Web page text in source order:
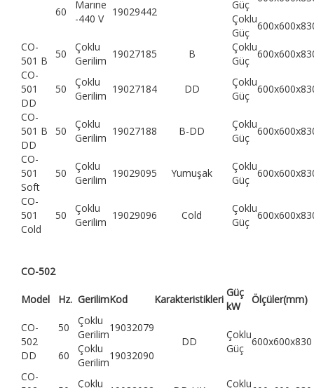
60
Marıne
-440 V
19029442
Güç
Çoklu
Güç
CO-
501 B
50
Çoklu
Gerilim
19027185 B
Çoklu
Güç
CO-
501
DD
50
Çoklu
Gerilim
19027184 DD
Çoklu
Güç
CO-
501 B
DD
50
Çoklu
Gerilim
19027188 B-DD
Çoklu
Güç
CO-
501
Soft
50
Çoklu
Gerilim
19029095 Yumuşak
Çoklu
Güç
CO-
501
Cold
50
Çoklu
Gerilim
19029096 Cold
Çoklu
Güç
CO-502
Model Hz. GerilimKod Karakteristikleri
Güç
kW
Ölçüler(mm)
CO-
502
DD
50
Çoklu
Gerilim
19032079
DD
Çoklu
Güç
600x600x830
60
Çoklu
Gerilim
19032090
CO-
Çoklu
Çoklu